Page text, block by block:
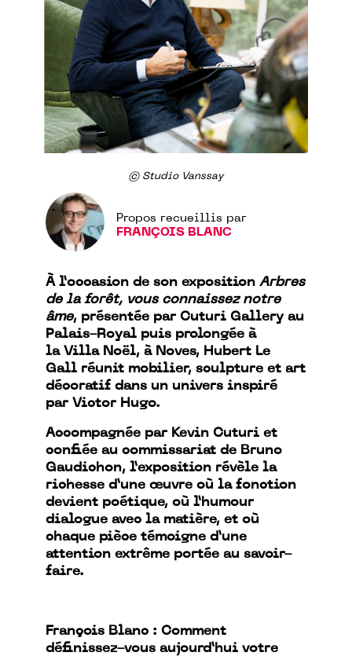
© Studio Vanssay
Propos recueillis par
FRANÇOIS BLANC
À l’occasion de son exposition Arbres
de la forêt, vous connaissez notre
âme, présentée par Cuturi Gallery au
Palais-Royal puis prolongée à
la Villa Noël, à Noves, Hubert Le
Gall réunit mobilier, sculpture et art
décoratif dans un univers inspiré
par Victor Hugo.
Accompagnée par Kevin Cuturi et
confiée au commissariat de Bruno
Gaudichon, l’exposition révèle la
richesse d’une œuvre où la fonction
devient poétique, où l’humour
dialogue avec la matière, et où
chaque pièce témoigne d’une
attention extrême portée au savoir-
faire.
François Blanc : Comment
définissez-vous aujourd’hui votre